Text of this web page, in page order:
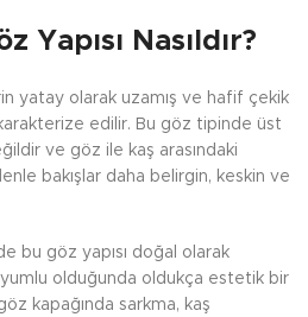
Yapısı Nasıldır?
yatay olarak uzamış ve hafif çekik
edilir. Bu göz tipinde üst
ve göz ile kaş arasındaki
bakışlar daha belirgin, keskin ve
bu göz yapısı doğal olarak
olduğunda oldukça estetik bir
kapağında sarkma, kaş